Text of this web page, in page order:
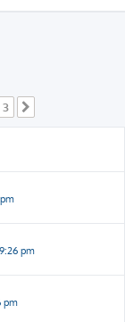
3
pm
pm